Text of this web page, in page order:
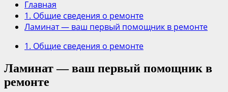
Главная
1. Общие сведения о ремонте
Ламинат — ваш первый помощник в ремонте
1. Общие сведения о ремонте
Ламинат — ваш первый помощник в
ремонте